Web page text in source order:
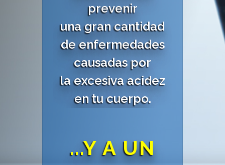
prevenir
una gran cantidad
de enfermedades
causadas por
la excesiva acidez
en tu cuerpo.
...Y A UN